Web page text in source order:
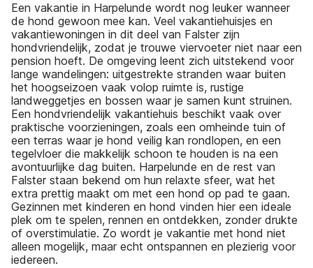
Een vakantie in Harpelunde wordt nog leuker wanneer
de hond gewoon mee kan. Veel vakantiehuisjes en
vakantiewoningen in dit deel van Falster zijn
hondvriendelijk, zodat je trouwe viervoeter niet naar een
pension hoeft. De omgeving leent zich uitstekend voor
lange wandelingen: uitgestrekte stranden waar buiten
het hoogseizoen vaak volop ruimte is, rustige
landweggetjes en bossen waar je samen kunt struinen.
Een hondvriendelijk vakantiehuis beschikt vaak over
praktische voorzieningen, zoals een omheinde tuin of
een terras waar je hond veilig kan rondlopen, en een
tegelvloer die makkelijk schoon te houden is na een
avontuurlijke dag buiten. Harpelunde en de rest van
Falster staan bekend om hun relaxte sfeer, wat het
extra prettig maakt om met een hond op pad te gaan.
Gezinnen met kinderen en hond vinden hier een ideale
plek om te spelen, rennen en ontdekken, zonder drukte
of overstimulatie. Zo wordt je vakantie met hond niet
alleen mogelijk, maar echt ontspannen en plezierig voor
iedereen.